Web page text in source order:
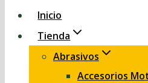
Inicio
Tienda
Abrasivos
Accesorios